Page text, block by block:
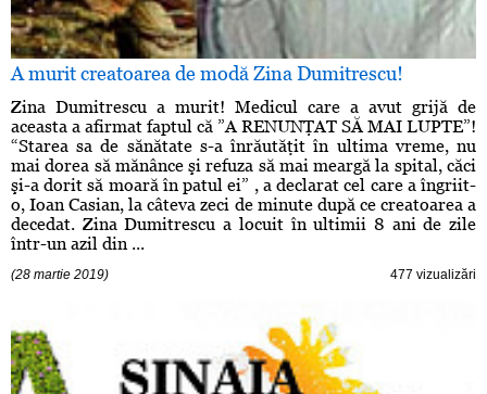
A murit creatoarea de modă Zina Dumitrescu!
Zina Dumitrescu a murit! Medicul care a avut grijă de
aceasta a afirmat faptul că ”A RENUNŢAT SĂ MAI LUPTE”!
“Starea sa de sănătate s-a înrăutăţit în ultima vreme, nu
mai dorea să mănânce şi refuza să mai meargă la spital, căci
şi-a dorit să moară în patul ei” , a declarat cel care a îngriit-
o, Ioan Casian, la câteva zeci de minute după ce creatoarea a
decedat. Zina Dumitrescu a locuit în ultimii 8 ani de zile
într-un azil din ...
(28 martie 2019) 477 vizualizări